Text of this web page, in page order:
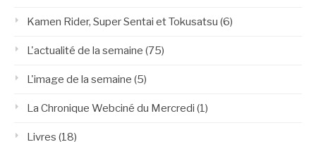
Kamen Rider, Super Sentai et Tokusatsu (6)
L'actualité de la semaine (75)
L'image de la semaine (5)
La Chronique Webciné du Mercredi (1)
Livres (18)